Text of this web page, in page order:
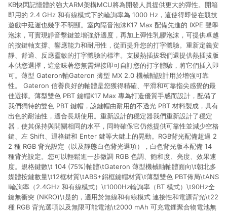
KB快閃記憶體的強大ARM架構MCU將為開發人員提供更大的彈性。開箱
即用的 2.4 GHz 和有線模式下的輪詢率為 1000 Hz，這使得即使在競技
遊戲中延遲也幾乎不明顯。室內隔音泡沫K17 Max 配備先進的 IXPE 聲學
泡沫，可實現靜音擊鍵並增強舒適度，再加上彈性乳膠泡沫，可提供卓越
的按鍵軸支撐、響應能力和耐用性，從而提升您的打字體驗。重新定義安
靜、舒適、反應靈敏的打字體驗的標準。支援熱插拔我們還提供熱插拔版
本供您選擇，這意味著您無需焊接即可自訂您的打字體驗，將它們插入即
可。薄型 Gateron軸Gateron 薄型 MX 2.0 機械軸設計用於增強可靠
性。 Gateron 信譽良好的軸體是您獲得精確、平滑和可靠指尖感覺的最
佳選擇。薄型雙色 PBT 鍵帽K17 Max 專為打造優質手感而設計，配備了
我們獨特的雙色 PBT 鍵帽，該鍵帽由耐用的不透光 PBT 材料製成，具有
出色的耐油性，適合長期使用。重新設計的穩定器我們重新設計了穩定
器，使其保持與開關相同的水平，同時確保它仍然提供可靠性並減少空格
鍵、左 Shift、退格鍵和 Enter 鍵等大鍵上的晃動。RGB背光配備超過 2
2 種 RGB 背光設定（以及靜態白色背光選項），白色背光版本配備 14
種背光設定。您可以輕鬆進一步微調 RGB 色調、飽和度、亮度、效果速
度。規格鍵數\t 104 (75%)軸體\tGateron 薄型機械軸軸體面向\t朝北多
媒體按鍵數量\t12框材質\tABS+鋁框鍵帽材質\t薄型雙色 PBT佈局\tANS
I輪詢率（2.4GHz 和有線模式）\t1000Hz輪詢率（BT 模式）\t90Hz全
鍵無衝突 (NKRO)\t是的，適用於無線和有線模式 連接性和電源背光\t22
種 RGB 背光選項以及無限可能電池\t2000 mAh 可充電鋰聚合物電池無